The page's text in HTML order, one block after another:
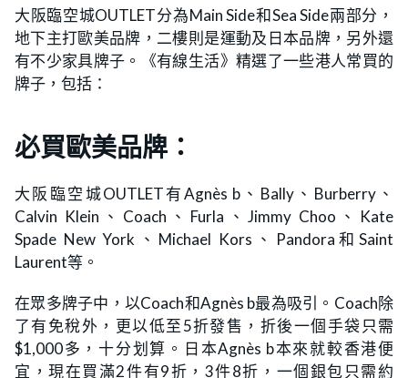
大阪臨空城OUTLET分為Main Side和Sea Side兩部分，
地下主打歐美品牌，二樓則是運動及日本品牌，另外還
有不少家具牌子。《有線生活》精選了一些港人常買的
牌子，包括：
必買歐美品牌：
大阪臨空城OUTLET有Agnès b、Bally、Burberry、
Calvin Klein、Coach、Furla、Jimmy Choo、Kate
Spade New York、Michael Kors、Pandora和Saint
Laurent等。
在眾多牌子中，以Coach和Agnès b最為吸引。Coach除
了有免稅外，更以低至5折發售，折後一個手袋只需
$1,000多，十分划算。日本Agnès b本來就較香港便
宜，現在買滿2件有9折，3件8折，一個銀包只需約